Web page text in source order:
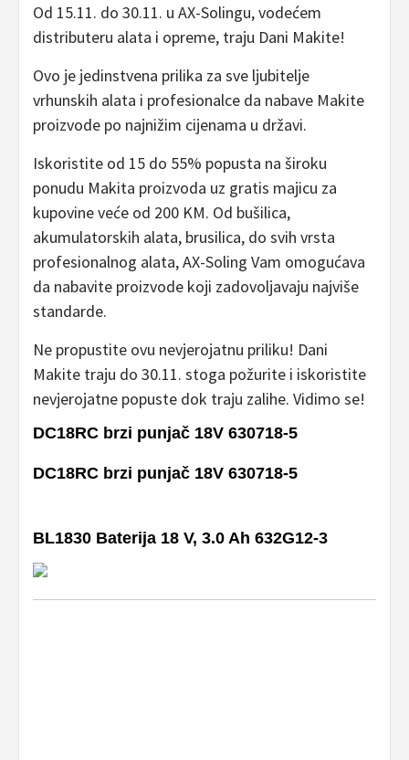
Od 15.11. do 30.11. u AX-Solingu, vodećem
distributeru alata i opreme, traju Dani Makite!
Ovo je jedinstvena prilika za sve ljubitelje
vrhunskih alata i profesionalce da nabave Makite
proizvode po najnižim cijenama u državi.
Iskoristite od 15 do 55% popusta na široku
ponudu Makita proizvoda uz gratis majicu za
kupovine veće od 200 KM. Od bušilica,
akumulatorskih alata, brusilica, do svih vrsta
profesionalnog alata, AX-Soling Vam omogućava
da nabavite proizvode koji zadovoljavaju najviše
standarde.
Ne propustite ovu nevjerojatnu priliku! Dani
Makite traju do 30.11. stoga požurite i iskoristite
nevjerojatne popuste dok traju zalihe. Vidimo se!
DC18RC brzi punjač 18V 630718-5
DC18RC brzi punjač 18V 630718-5
BL1830 Baterija 18 V, 3.0 Ah 632G12-3